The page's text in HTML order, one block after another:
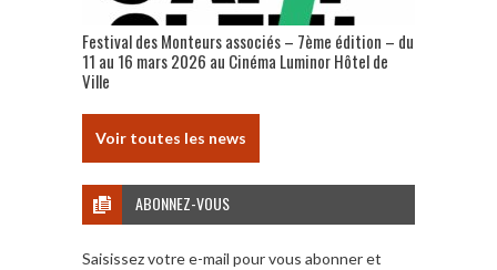
Festival des Monteurs associés – 7ème édition – du
11 au 16 mars 2026 au Cinéma Luminor Hôtel de
Ville
Voir toutes les news
ABONNEZ-VOUS
Saisissez votre e-mail pour vous abonner et